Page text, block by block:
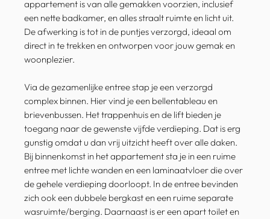
appartement is van alle gemakken voorzien, inclusief
een nette badkamer, en alles straalt ruimte en licht uit.
De afwerking is tot in de puntjes verzorgd, ideaal om
direct in te trekken en ontworpen voor jouw gemak en
woonplezier.
Via de gezamenlijke entree stap je een verzorgd
complex binnen. Hier vind je een bellentableau en
brievenbussen. Het trappenhuis en de lift bieden je
toegang naar de gewenste vijfde verdieping. Dat is erg
gunstig omdat u dan vrij uitzicht heeft over alle daken.
Bij binnenkomst in het appartement sta je in een ruime
entree met lichte wanden en een laminaatvloer die over
de gehele verdieping doorloopt. In de entree bevinden
zich ook een dubbele bergkast en een ruime separate
wasruimte/berging. Daarnaast is er een apart toilet en